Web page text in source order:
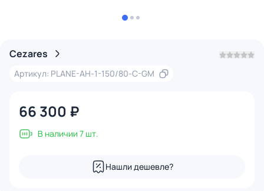
Cezares
Артикул: PLANE-AH-1-150/80-C-GM
66 300 ₽
В наличии 7 шт.
Нашли дешевле?